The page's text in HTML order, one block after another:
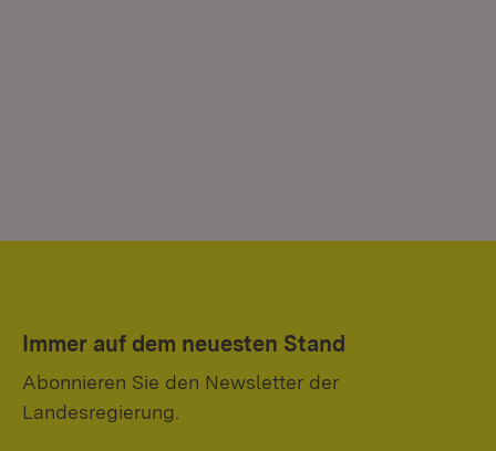
Immer auf dem neuesten Stand
Abonnieren Sie den Newsletter der
Landesregierung.